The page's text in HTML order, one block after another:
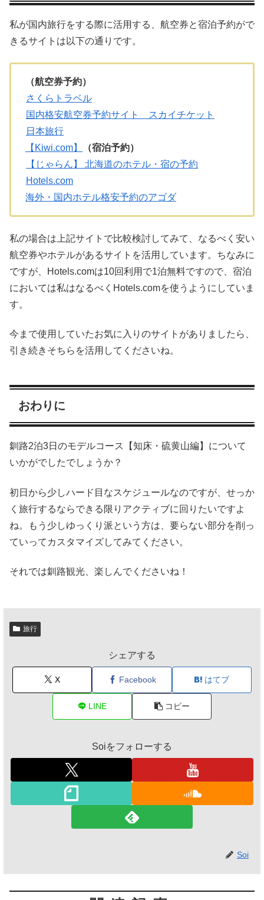
私が国内旅行をする際に活用する、航空券と宿泊予約がで
きるサイトは以下の通りです。
（航空券予約）
さくらトラベル
国内格安航空券予約サイト スカイチケット
日本旅行
【Kiwi.com】
（宿泊予約）
【じゃらん】 北海道のホテル・宿の予約
Hotels.com
海外・国内ホテル格安予約のアゴダ
私の場合は上記サイトで比較検討してみて、なるべく安い
航空券やホテルがあるサイトを活用しています。ちなみに
ですが、Hotels.comは10回利用で1泊無料ですので、宿泊
においては私はなるべくHotels.comを使うようにしていま
す。
今まで使用していたお気に入りのサイトがありましたら、
引き続きそちらを活用してくださいね。
おわりに
釧路2泊3日のモデルコース【知床・硫黄山編】について
いかがでしたでしょうか？
初日から少しハード目なスケジュールなのですが、せっか
く旅行するならできる限りアクティブに回りたいですよ
ね。もう少しゆっくり派という方は、要らない部分を削っ
ていってカスタマイズしてみてください。
それでは釧路観光、楽しんでくださいね！
旅行
シェアする
X Facebook はてブ
LINE コピー
Soiをフォローする
Soi